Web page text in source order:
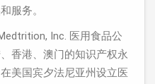
服务。
Inc. 医用食品公
香港、澳门的知识产权永
美国宾夕法尼亚州设立医